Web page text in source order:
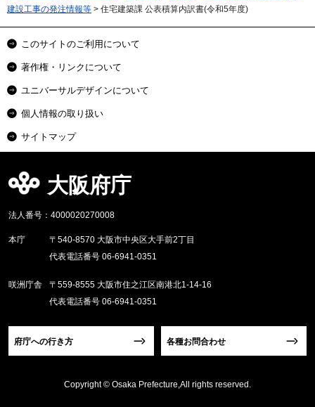
建設工事の発注情報等 > 住宅建築課 公表積算内訳書(令和5年度)
このサイトのご利用について
著作権・リンクについて
ユニバーサルデザインについて
個人情報の取り扱い
サイトマップ
大阪府庁
法人番号：4000020270008
本庁
〒540-8570 大阪市中央区大手前2丁目
代表電話番号 06-6941-0351
咲洲庁舎
〒559-8555 大阪市住之江区南港北1-14-16
代表電話番号 06-6941-0351
府庁への行き方 各種お問合わせ
Copyright © Osaka Prefecture,All rights reserved.